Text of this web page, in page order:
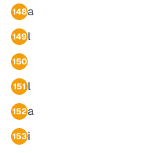
148a
149l
150
151 l
152a
153i